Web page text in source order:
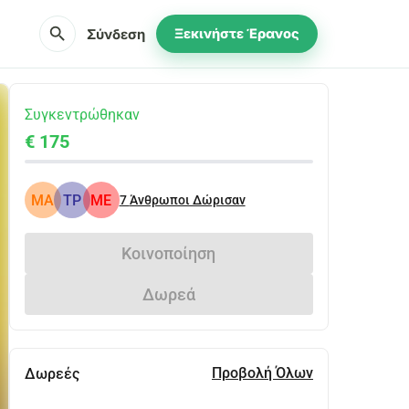
search Σύνδεση Ξεκινήστε Έρανος
Συγκεντρώθηκαν
€ 175
MA TP ME 7Άνθρωποι Δώρισαν
Κοινοποίηση
Δωρεά
Δωρεές Προβολή Όλων